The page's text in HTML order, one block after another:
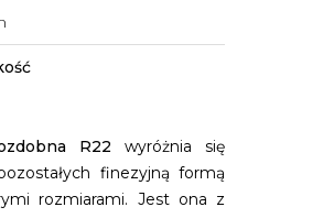
R22 wyróżnia się
finezyjną formą
rozmiarami. Jest ona z